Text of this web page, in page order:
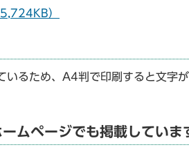
）
るため、A4判で印刷すると文字
ムページでも掲載していま